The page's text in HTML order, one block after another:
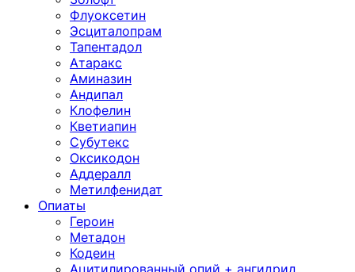
Флуоксетин
Эсциталопрам
Тапентадол
Атаракс
Аминазин
Андипал
Клофелин
Кветиапин
Субутекс
Оксикодон
Аддералл
Метилфенидат
Опиаты
Героин
Метадон
Кодеин
Ацитилированный опий + ангидрид